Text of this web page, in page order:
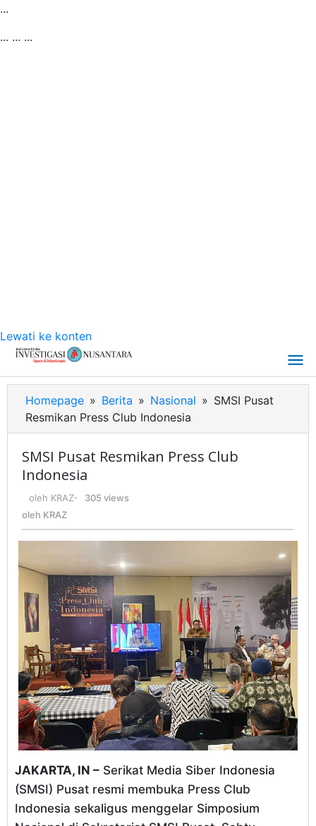
...
... ... ...
Lewati ke konten
Homepage » Berita » Nasional » SMSI Pusat
Resmikan Press Club Indonesia
SMSI Pusat Resmikan Press Club
Indonesia
oleh KRAZ-
305 views
oleh KRAZ
JAKARTA, IN – Serikat Media Siber Indonesia
(SMSI) Pusat resmi membuka Press Club
Indonesia sekaligus menggelar Simposium